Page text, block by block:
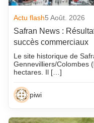
Actu flash5 Août. 2026
Safran News :
succès commerciaux
Le site historique de
Gennevilliers/Colombes
hectares. Il […]
piwi